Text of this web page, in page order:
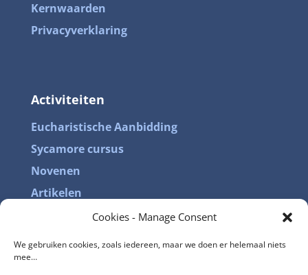
Cookies - Manage Consent
We gebruiken cookies, zoals iedereen, maar we doen er helemaal niets
mee…
Kernwaarden
Privacyverklaring
Activiteiten
Eucharistische Aanbidding
Sycamore cursus
Novenen
Artikelen
KvK-nummer: 95033106